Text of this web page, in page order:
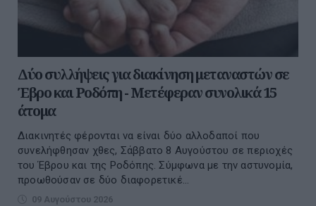
Δύο συλλήψεις για διακίνηση μεταναστών σε
Έβρο και Ροδόπη - Μετέφεραν συνολικά 15
άτομα
Διακινητές φέρονται να είναι δύο αλλοδαποί που
συνελήφθησαν χθες, Σάββατο 8 Αυγούστου σε περιοχές
του Έβρου και της Ροδόπης. Σύμφωνα με την αστυνομία,
προωθούσαν σε δύο διαφορετικέ...
09 Αυγούστου 2026